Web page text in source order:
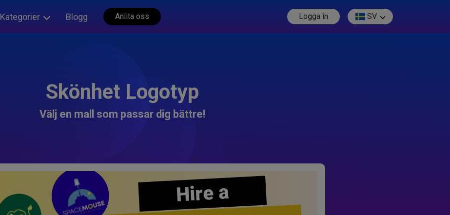
Kategorier Blogg Anlita oss Logga in SV
Skönhet Logotyp
Välj en mall som passar dig bättre!
Hire a